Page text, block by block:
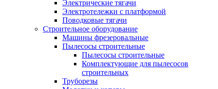
Электрические тягачи
Электротележки с платформой
Поводковые тягачи
Строительное оборудование
Машины фрезеровальные
Пылесосы строительные
Пылесосы строительные
Комплектующие для пылесосов
строительных
Труборезы